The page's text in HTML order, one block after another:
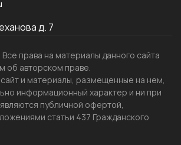
д. 7
права на материалы данного сайта
об авторском праве.
и материалы, размещенные на нем,
информационный характер и ни при
являются публичной офертой,
статьи 437 Гражданского